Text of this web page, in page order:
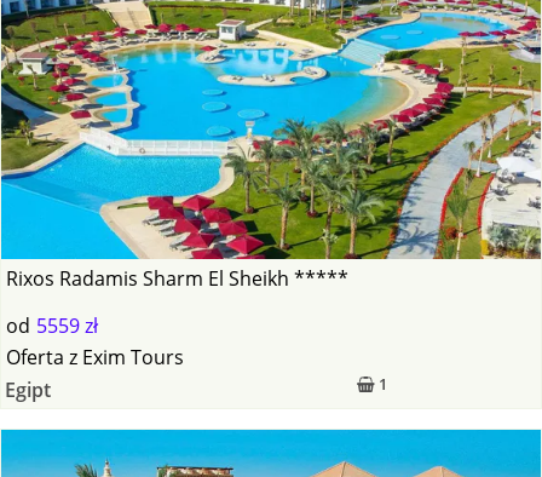
Rixos Radamis Sharm El Sheikh *****
od 5559 zł
1
Oferta z Exim Tours
Egipt